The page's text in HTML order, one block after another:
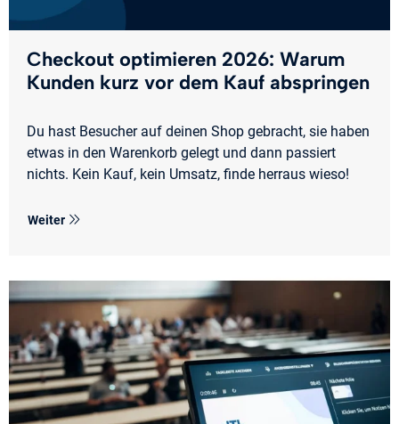
Checkout optimieren 2026: Warum
Kunden kurz vor dem Kauf abspringen
Du hast Besucher auf deinen Shop gebracht, sie haben
etwas in den Warenkorb gelegt und dann passiert
nichts. Kein Kauf, kein Umsatz, finde herraus wieso!
Weiter